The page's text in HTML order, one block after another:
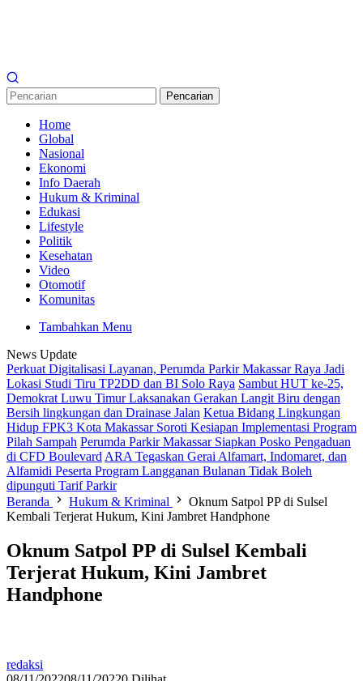
Pencarian
Home
Global
Nasional
Ekonomi
Info Daerah
Hukum & Kriminal
Edukasi
Lifestyle
Politik
Kesehatan
Video
Otomotif
Komunitas
Tambahkan Menu
News Update
Perkuat Digitalisasi Layanan, Perumda Parkir Makassar Raya Jadi
Lokasi Studi Tiru TP2DD dan BI Solo Raya Sambut HUT ke-25,
Demokrat Luwu Timur Laksanakan Gerakan Langit Biru dengan
Bersih lingkungan dan Drainase Jalan Ketua Bidang Lingkungan
Hidup FPK3 Kota Makassar Soroti Kesiapan Implementasi Program
Pilah Sampah Perumda Parkir Makassar Siapkan Posko Pengaduan
di CFD Boulevard ARA Tegaskan Gerai Alfamart, Indomaret, dan
Alfamidi Peserta Program Langganan Bulanan Tidak Boleh
dipunguti Tarif Parkir
Beranda
Hukum & Kriminal
Oknum Satpol PP di Sulsel
Kembali Terjerat Hukum, Kini Jambret Handphone
Oknum Satpol PP di Sulsel Kembali
Terjerat Hukum, Kini Jambret
Handphone
redaksi